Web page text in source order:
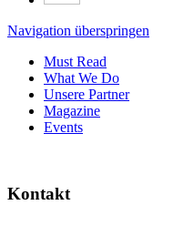
Navigation überspringen
Must Read
What We Do
Unsere Partner
Magazine
Events
Kontakt